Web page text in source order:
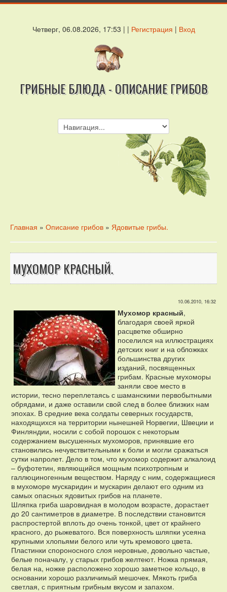
Четверг, 06.08.2026, 17:53 | | Регистрация | Вход
ГРИБНЫЕ БЛЮДА - ОПИСАНИЕ ГРИБОВ
Главная » Описание грибов » Ядовитые грибы.
МУХОМОР КРАСНЫЙ.
10.06.2010, 16:32
Мухомор красный,
благодаря своей яркой
расцветке обширно
поселился на иллюстрациях
детских книг и на обложках
большинства других
изданий, посвященных
грибам. Красные мухоморы
заняли свое место в
истории, тесно переплетаясь с шаманскими первобытными
обрядами, и даже оставили свой след в более близких нам
эпохах. В средние века солдаты северных государств,
находящихся на территории нынешней Норвегии, Швеции и
Финляндии, носили с собой порошок с некоторым
содержанием высушенных мухоморов, принявшие его
становились нечувствительными к боли и могли сражаться
сутки напролет. Дело в том, что мухомор содержит алкалоид
– буфотетин, являющийся мощным психотропным и
галлюциногенным веществом. Наряду с ним, содержащиеся
в мухоморе мускаридин и мускарин делают его одним из
самых опасных ядовитых грибов на планете.
Шляпка гриба шаровидная в молодом возрасте, дорастает
до 20 сантиметров в диаметре. В последствии становится
распростертой вплоть до очень тонкой, цвет от крайнего
красного, до рыжеватого. Вся поверхность шляпки усеяна
крупными хлопьями белого или чуть кремового цвета.
Пластинки спороносного слоя неровные, довольно частые,
белые поначалу, у старых грибов желтеют. Ножка прямая,
белая на, ножке расположено хорошо заметное кольцо, в
основании хорошо различимый мешочек. Мякоть гриба
светлая, с приятным грибным вкусом и запахом.